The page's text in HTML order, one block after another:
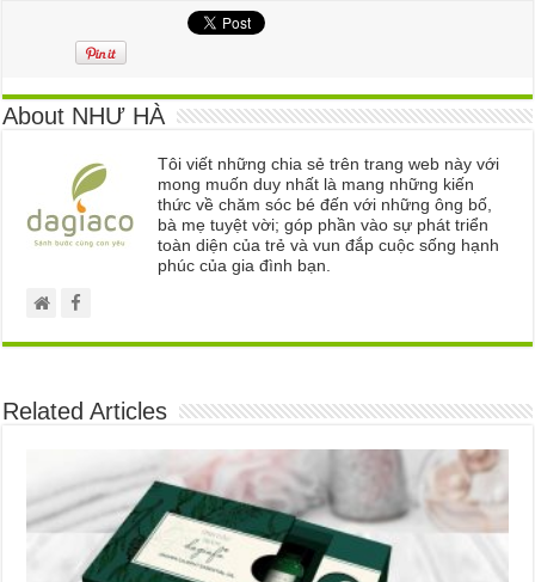
About NHƯ HÀ
Tôi viết những chia sẻ trên trang web này với
mong muốn duy nhất là mang những kiến
thức về chăm sóc bé đến với những ông bố,
bà mẹ tuyệt vời; góp phần vào sự phát triển
toàn diện của trẻ và vun đắp cuộc sống hạnh
phúc của gia đình bạn.
Related Articles